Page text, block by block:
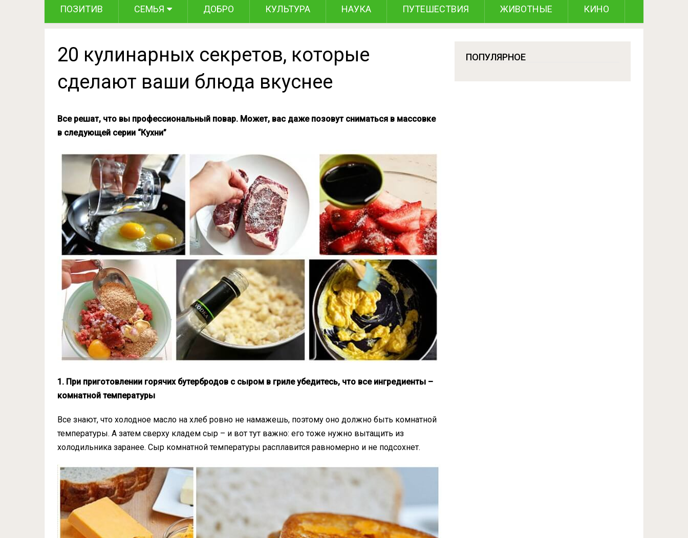
ПОЗИТИВ СЕМЬЯ ДОБРО КУЛЬТУРА НАУКА ПУТЕШЕСТВИЯ ЖИВОТНЫЕ КИНО
20 кулинарных секретов, которые
сделают ваши блюда вкуснее
Все решат, что вы профессиональный повар. Может, вас даже позовут сниматься в массовке
в следующей серии “Кухни”
1. При приготовлении горячих бутербродов с сыром в гриле убедитесь, что все ингредиенты –
комнатной температуры
Все знают, что холодное масло на хлеб ровно не намажешь, поэтому оно должно быть комнатной
температуры. А затем сверху кладем сыр – и вот тут важно: его тоже нужно вытащить из
холодильника заранее. Сыр комнатной температуры расплавится равномерно и не подсохнет.
ПОПУЛЯРНОЕ